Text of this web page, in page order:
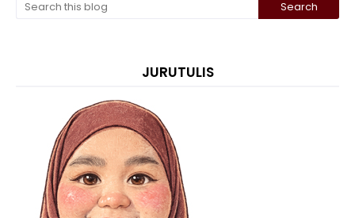
JURUTULIS